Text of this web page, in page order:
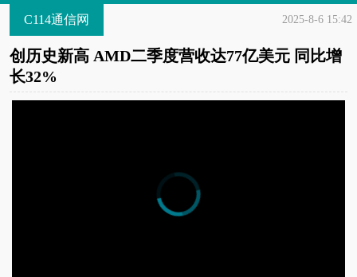
C114通信网 2025-8-6 15:42
创历史新高 AMD二季度营收达77亿美元 同比增
长32%